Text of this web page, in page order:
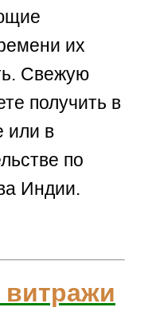
их
Свежую
получить в
или в
по
Индии.